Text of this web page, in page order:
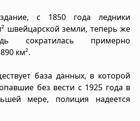
с 1850 года ледники
швейцарской земли, теперь же
сократилась примерно
км².
база данных, в которой
без вести с 1925 года в
мере, полиция надеется